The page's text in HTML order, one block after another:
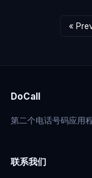
«
DoCall
第二个电话号码应用
联系我们